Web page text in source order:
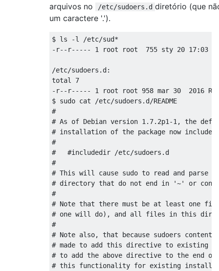
arquivos no
/etc/sudoers.d diretório (que
um caractere '.').
$ ls -l /etc/sud*
-r--r----- 1 root root  755 sty 20 17:03 /
/etc/sudoers.d:
total 7
-r--r----- 1 root root 958 mar 30  2016
$ sudo cat /etc/sudoers.d/README
#
# As of Debian version 1.7.2p1-1, the
# installation of the package now
#
#   #includedir /etc/sudoers.d
#
# This will cause sudo to read and
# directory that do not end in '~' or
#
# Note that there must be at least one
# one will do), and all files in this
#
# Note also, that because sudoers
# made to add this directive to existing
# to add the above directive to the end
# this functionality for existing